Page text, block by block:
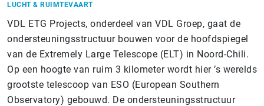
LUCHT & RUIMTEVAART
VDL ETG Projects, onderdeel van VDL Groep, gaat de
ondersteuningsstructuur bouwen voor de hoofdspiegel
van de Extremely Large Telescope (ELT) in Noord-Chili.
Op een hoogte van ruim 3 kilometer wordt hier ’s werelds
grootste telescoop van ESO (European Southern
Observatory) gebouwd. De ondersteuningsstructuur